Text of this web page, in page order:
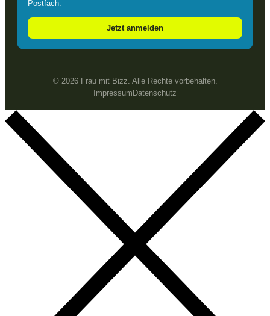
Postfach.
Jetzt anmelden
© 2026 Frau mit Bizz. Alle Rechte vorbehalten.
Impressum Datenschutz